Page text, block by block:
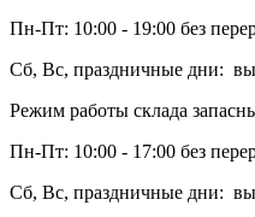
Пн-Пт: 10:00 - 19:00 без
Сб, Вс, праздничные дни:
Режим работы склада
Пн-Пт: 10:00 - 17:00 без
Сб, Вс, праздничные дни: